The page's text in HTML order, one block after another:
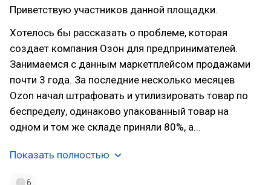
Приветствую участников данной площадки.
Хотелось бы рассказать о проблеме, которая
создает компания Озон для предпринимателей.
Занимаемся с данным маркетплейсом продажами
почти 3 года. За последние несколько месяцев
Ozon начал штрафовать и утилизировать товар по
беспределу, одинаково упакованный товар на
одном и том же складе приняли 80%, а…
Показать полностью
6